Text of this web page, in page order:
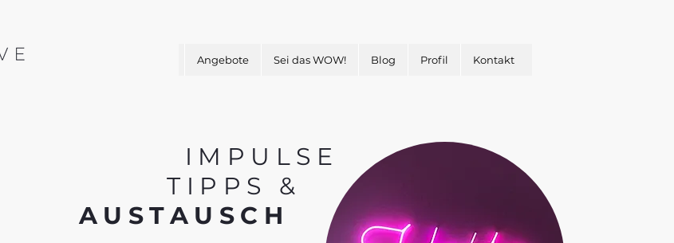
Angebote Sei das WOW! Blog Profil Kontakt
IMPULSE
TIPPS &
AUSTAUSCH